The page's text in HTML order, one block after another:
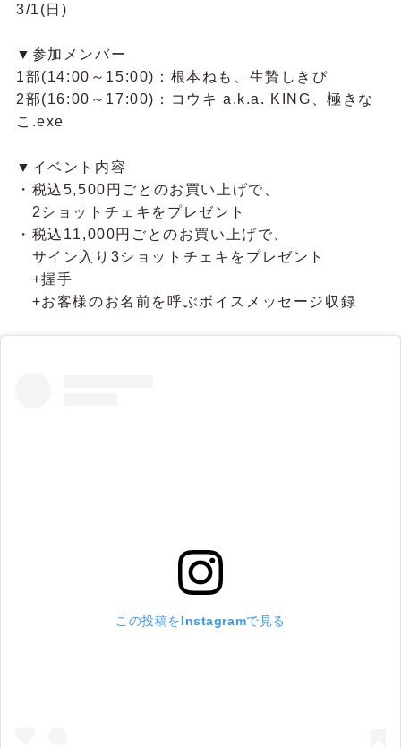
3/1(日)
▼参加メンバー
1部(14:00～15:00)：根本ねも、生贄しきぴ
2部(16:00～17:00)：コウキ a.k.a. KING、極きな
こ.exe
▼イベント内容
・税込5,500円ごとのお買い上げで、
2ショットチェキをプレゼント
・税込11,000円ごとのお買い上げで、
サイン入り3ショットチェキをプレゼント
+握手
+お客様のお名前を呼ぶボイスメッセージ収録
この投稿をInstagramで見る